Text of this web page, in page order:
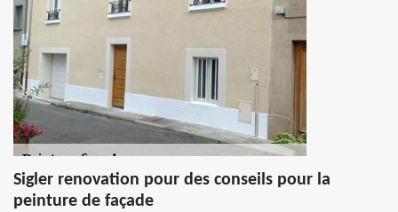
Sigler renovation pour des conseils pour la
peinture de façade